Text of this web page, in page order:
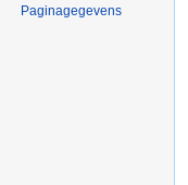
Paginagegevens